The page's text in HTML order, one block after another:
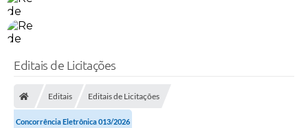
Editais de Licitações
Editais Editais de Licitações
Concorrência Eletrônica 013/2026